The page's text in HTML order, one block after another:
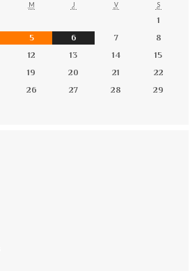
M J V S
1
5 6 7
8
12 13 14
15
19 20 21
22
26 27 28
29